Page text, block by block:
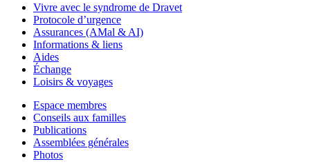
Vivre avec le syndrome de Dravet
Protocole d’urgence
Assurances (AMal & AI)
Informations & liens
Aides
Échange
Loisirs & voyages
Espace membres
Conseils aux familles
Publications
Assemblées générales
Photos